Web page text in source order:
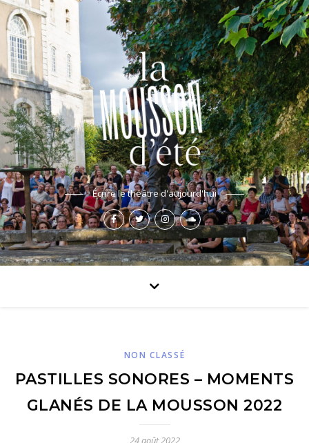
Écrire le théâtre d'aujourd'hui
NON CLASSÉ
PASTILLES SONORES – MOMENTS
GLANÉS DE LA MOUSSON 2022
24 août 2022